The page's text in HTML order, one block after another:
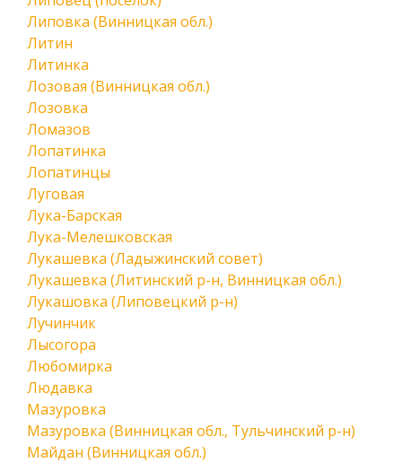
Липовка (Винницкая обл.)
Литин
Литинка
Лозовая (Винницкая обл.)
Лозовка
Ломазов
Лопатинка
Лопатинцы
Луговая
Лука-Барская
Лука-Мелешковская
Лукашевка (Ладыжинский совет)
Лукашевка (Литинский р-н, Винницкая обл.)
Лукашовка (Липовецкий р-н)
Лучинчик
Лысогора
Любомирка
Людавка
Мазуровка
Мазуровка (Винницкая обл., Тульчинский р-н)
Майдан (Винницкая обл.)